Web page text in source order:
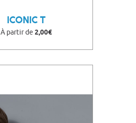
ICONIC T
À partir de 2,00€